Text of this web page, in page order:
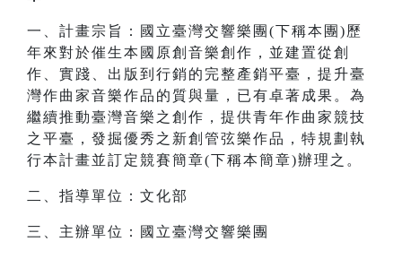
一、計畫宗旨：國立臺灣交響樂團(下稱本團)歷
年來對於催生本國原創音樂創作，並建置從創
作、實踐、出版到行銷的完整產銷平臺，提升臺
灣作曲家音樂作品的質與量，已有卓著成果。為
繼續推動臺灣音樂之創作，提供青年作曲家競技
之平臺，發掘優秀之新創管弦樂作品，特規劃執
行本計畫並訂定競賽簡章(下稱本簡章)辦理之。
二、指導單位：文化部
三、主辦單位：國立臺灣交響樂團